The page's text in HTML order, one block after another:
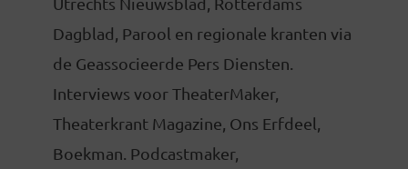
Dagblad, Parool en regionale kranten via
de Geassocieerde Pers Diensten.
Interviews voor TheaterMaker,
Theaterkrant Magazine, Ons Erfdeel,
Boekman. Podcastmaker,